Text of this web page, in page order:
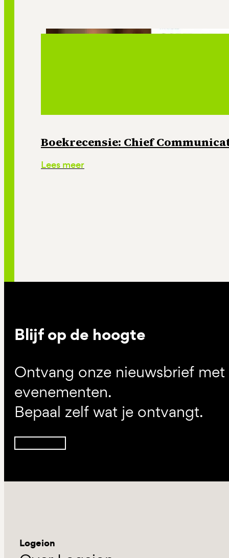
Boekrecensie: Chief
Lees meer
Blijf op de hoogte
Ontvang onze nieuwsbrief
evenementen.
Bepaal zelf wat je ontvangt.
Logeion